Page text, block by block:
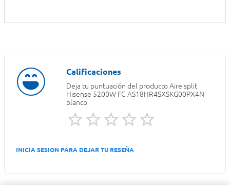
Deja tu puntuación del producto Aire split
Hisense 5200W FC AS18HR4SXSKG00PX4N
blanco
INICIA SESION PARA DEJAR TU RESEÑA